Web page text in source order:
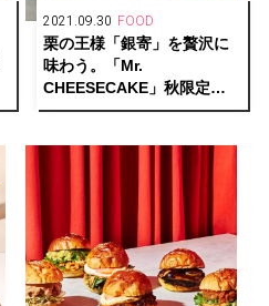
2021.09.30 FOOD
栗の王様「銀寄」を贅沢に
味わう。「Mr.
CHEESECAKE」秋限定の
マロンフレーバーが数量限